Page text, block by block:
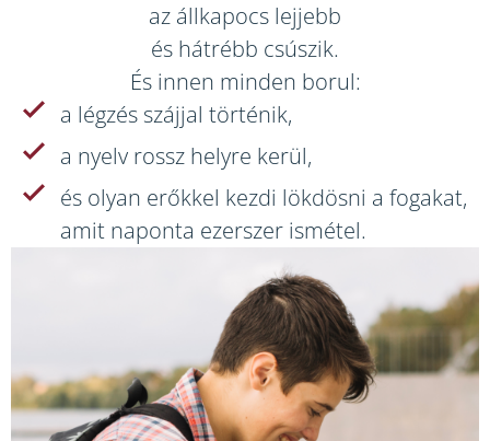
az állkapocs lejjebb
és hátrébb csúszik.
És innen minden borul:
a légzés szájjal történik,
a nyelv rossz helyre kerül,
és olyan erőkkel kezdi lökdösni a fogakat,
amit naponta ezerszer ismétel.